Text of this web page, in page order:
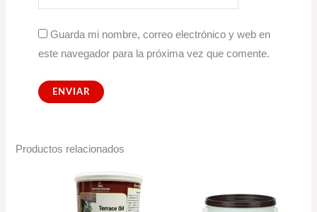
Guarda mi nombre, correo electrónico y web en
este navegador para la próxima vez que comente.
Productos relacionados